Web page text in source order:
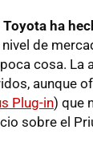
Toyota ha
nivel de
cosa. La
aunque
Plug-in) que
sobre el